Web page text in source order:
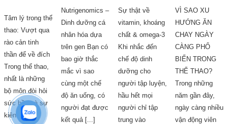
Tâm lý trong thể
thao: Vượt qua
rào cản tinh
thần để về đích
Trong thể thao,
nhất là những
bộ môn đòi hỏi
sức bền và sự
kiên trì [...]
Nutrigenomics –
Dinh dưỡng cá
nhân hóa dựa
trên gen Bạn có
bao giờ thắc
mắc vì sao
cùng một chế
độ ăn uống, có
người đạt được
kết quả [...]
Sự thật về
vitamin, khoáng
chất & omega-3
Khi nhắc đến
chế độ dinh
dưỡng cho
người tập luyện,
hầu hết mọi
người chỉ tập
trung vào
VÌ SAO XU
HƯỚNG ĂN
CHAY NGÀY
CÀNG PHỔ
BIẾN TRONG
THỂ THAO?
Trong những
năm gần đây,
ngày càng nhiều
vận động viên